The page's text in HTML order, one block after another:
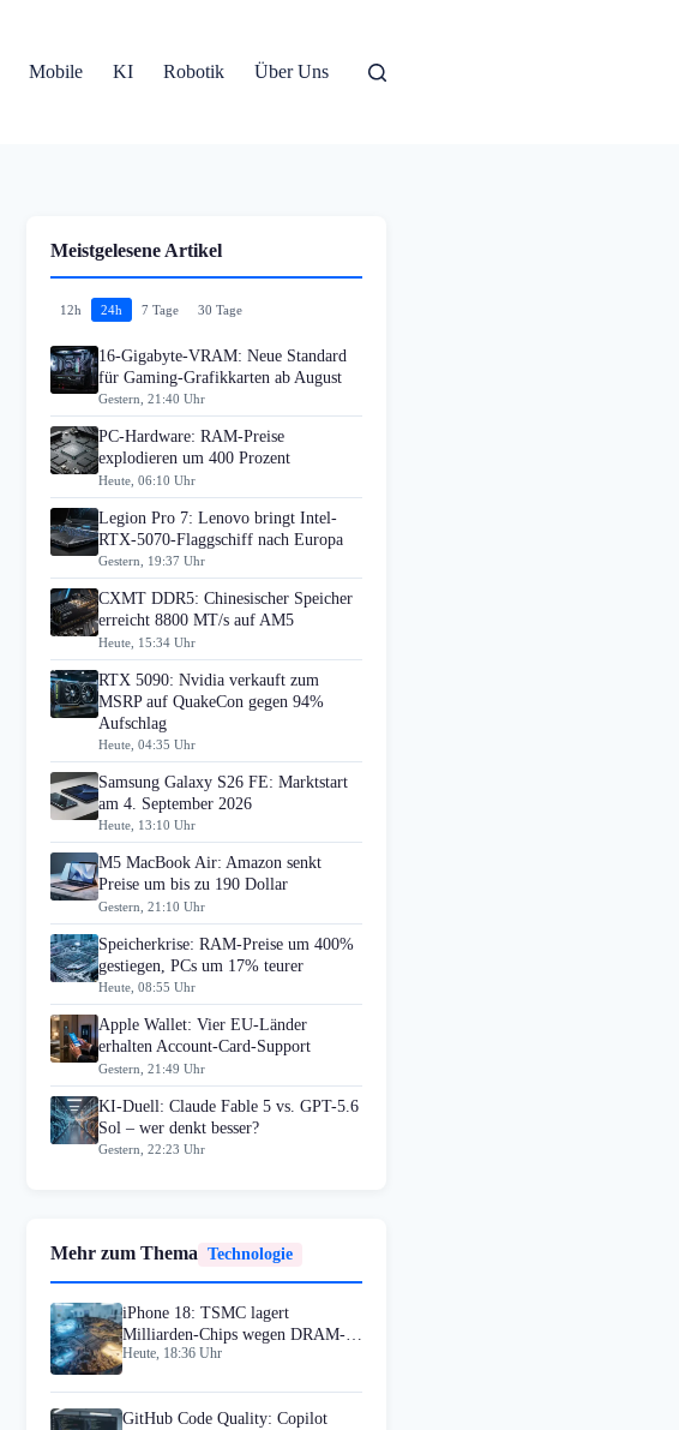
Mobile KI Robotik Über Uns
Meistgelesene Artikel
12h 24h 7 Tage 30 Tage
16-Gigabyte-VRAM: Neue Standard
für Gaming-Grafikkarten ab August
Gestern, 21:40 Uhr
PC-Hardware: RAM-Preise
explodieren um 400 Prozent
Heute, 06:10 Uhr
Legion Pro 7: Lenovo bringt Intel-
RTX-5070-Flaggschiff nach Europa
Gestern, 19:37 Uhr
CXMT DDR5: Chinesischer Speicher
erreicht 8800 MT/s auf AM5
Heute, 15:34 Uhr
RTX 5090: Nvidia verkauft zum
MSRP auf QuakeCon gegen 94%
Aufschlag
Heute, 04:35 Uhr
Samsung Galaxy S26 FE: Marktstart
am 4. September 2026
Heute, 13:10 Uhr
M5 MacBook Air: Amazon senkt
Preise um bis zu 190 Dollar
Gestern, 21:10 Uhr
Speicherkrise: RAM-Preise um 400%
gestiegen, PCs um 17% teurer
Heute, 08:55 Uhr
Apple Wallet: Vier EU-Länder
erhalten Account-Card-Support
Gestern, 21:49 Uhr
KI-Duell: Claude Fable 5 vs. GPT-5.6
Sol – wer denkt besser?
Gestern, 22:23 Uhr
Mehr zum Thema Technologie
iPhone 18: TSMC lagert
Milliarden-Chips wegen DRAM-
Mangel ein
Heute, 18:36 Uhr
GitHub Code Quality: Copilot